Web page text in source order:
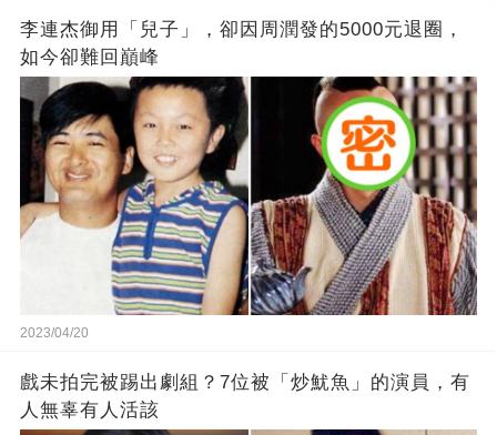
李連杰御用「兒子」，卻因周潤發的5000元退圈，
如今卻難回巔峰
2023/04/20
戲未拍完被踢出劇組？7位被「炒魷魚」的演員，有
人無辜有人活該